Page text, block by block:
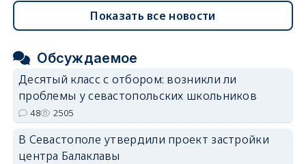
Показать все новости
Обсуждаемое
Десятый класс с отбором: возникли ли
проблемы у севастопольских школьников
48 2505
В Севастополе утвердили проект застройки
центра Балаклавы